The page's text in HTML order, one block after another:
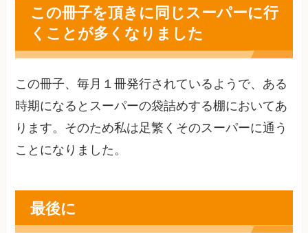
この冊子を頂きに同じスーパーに行
くことが多くなりました
この冊子、毎月１冊発行されているようで、ある
時期になるとスーパーの袋詰めする棚においてあ
ります。そのため私は足繁くそのスーパーに通う
ことになりました。
最後に